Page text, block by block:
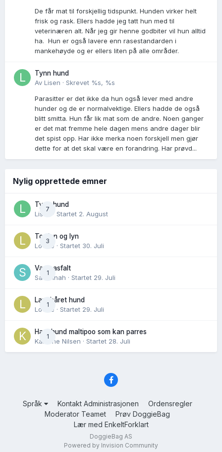
De får mat til forskjellig tidspunkt. Hunden virker helt
frisk og rask. Ellers hadde jeg tatt hun med til
veterinæren alt. Når jeg gir henne godbiter vil hun alltid
ha. Hun er også lavere enn rasestandarden i
mankehøyde og er ellers liten på alle områder.
Tynn hund
Av Lisen · Skrevet %s, %s
Parasitter er det ikke da hun også lever med andre
hunder og de er normalvektige. Ellers hadde de også
blitt smitta. Hun får lik mat som de andre. Noen ganger
er det mat fremme hele dagen mens andre dager blir
det spist opp. Har ikke merka noen forskjell men gjør
dette for at det skal være en forandring. Har prøvd...
Nylig opprettede emner
7
Tynn hund
Lisen
· Startet 2. August
3
Torden og lyn
Lovise · Startet 30. Juli
1
Varm asfalt
Savannah · Startet 29. Juli
1
Langhåret hund
Lovise · Startet 29. Juli
1
Hannhund maltipoo som kan parres
Karoline Nilsen · Startet 28. Juli
Språk Kontakt Administrasjonen
Ordensregler
Moderator Teamet
Prøv DoggieBag
Lær med EnkeltForklart
DoggieBag AS
Powered by Invision Community